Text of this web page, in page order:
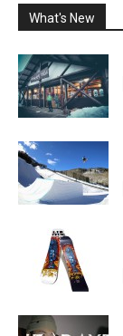
What's New